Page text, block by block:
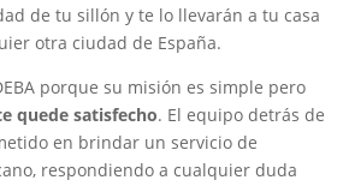
de tu sillón y te lo llevarán a tu casa
otra ciudad de España.
porque su misión es simple pero
quede satisfecho. El equipo detrás de
en brindar un servicio de
respondiendo a cualquier duda